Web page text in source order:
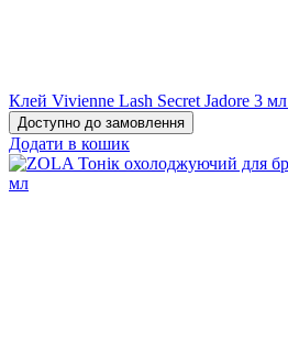
Клей Vivienne Lash Secret Jadore 3 мл
Доступно до замовлення
Додати в кошик